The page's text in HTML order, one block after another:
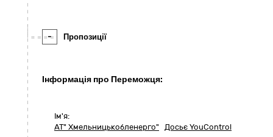
- Пропозиції
Інформація про Переможця:
Ім'я:
АТ" Хмельницькобленерго" Досьє YouControl